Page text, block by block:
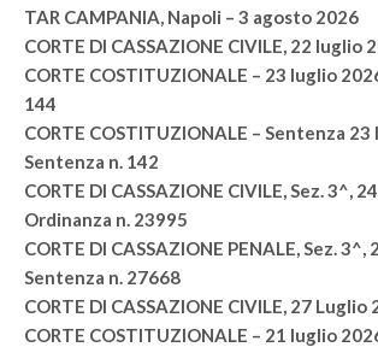
TAR CAMPANIA, Napoli – 3 agosto 2026
CORTE DI CASSAZIONE CIVILE, 22 luglio
CORTE COSTITUZIONALE – 23 luglio
144
CORTE COSTITUZIONALE – Sentenza 23
Sentenza n. 142
CORTE DI CASSAZIONE CIVILE, Sez. 3^,
Ordinanza n. 23995
CORTE DI CASSAZIONE PENALE, Sez. 3^,
Sentenza n. 27668
CORTE DI CASSAZIONE CIVILE, 27 Luglio
CORTE COSTITUZIONALE – 21 luglio